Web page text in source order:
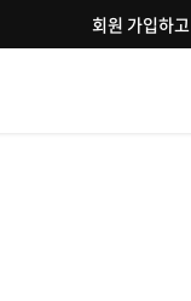
회원 가입하고